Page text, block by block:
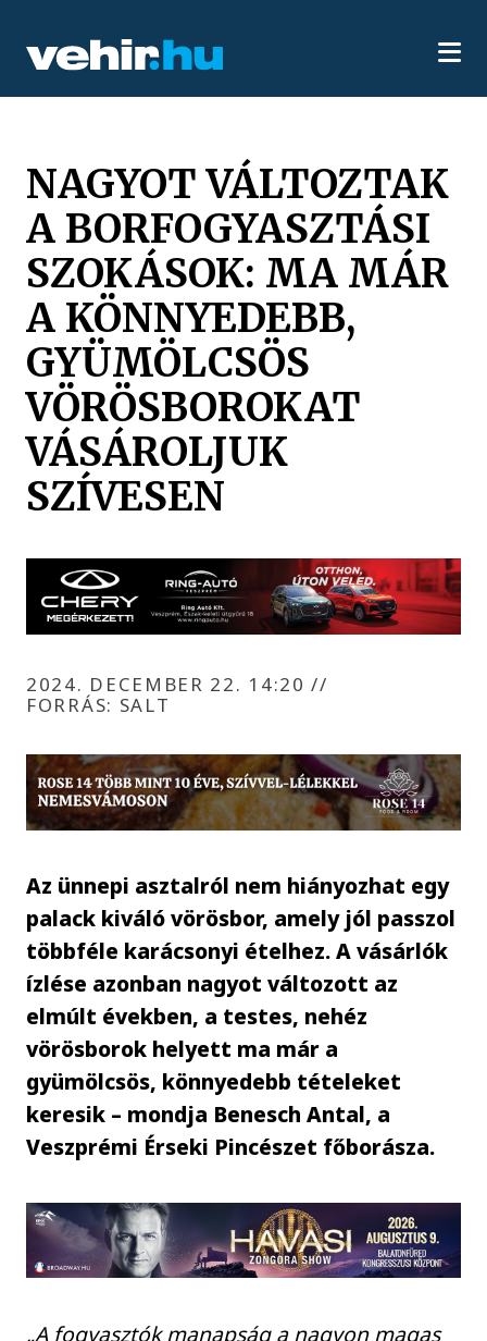
NAGYOT VÁLTOZTAK
A BORFOGYASZTÁSI
SZOKÁSOK: MA MÁR
A KÖNNYEDEBB,
GYÜMÖLCSÖS
VÖRÖSBOROKAT
VÁSÁROLJUK
SZÍVESEN
2024. DECEMBER 22. 14:20//
FORRÁS: SALT
Az ünnepi asztalról nem hiányozhat egy
palack kiváló vörösbor, amely jól passzol
többféle karácsonyi ételhez. A vásárlók
ízlése azonban nagyot változott az
elmúlt években, a testes, nehéz
vörösborok helyett ma már a
gyümölcsös, könnyedebb tételeket
keresik – mondja Benesch Antal, a
Veszprémi Érseki Pincészet főborásza.
„A fogyasztók manapság a nagyon magas